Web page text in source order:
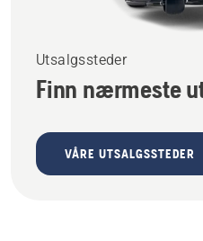
Utsalgssteder
Finn nærmeste
VÅRE UTSALGSSTEDER